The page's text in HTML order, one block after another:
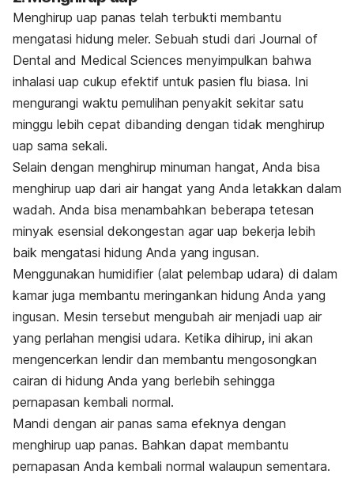
Menghirup uap panas telah terbukti membantu
mengatasi hidung meler. Sebuah studi dari Journal of
Dental and Medical Sciences menyimpulkan bahwa
inhalasi uap cukup efektif untuk pasien flu biasa. Ini
mengurangi waktu pemulihan penyakit sekitar satu
minggu lebih cepat dibanding dengan tidak menghirup
uap sama sekali.
Selain dengan menghirup minuman hangat, Anda bisa
menghirup uap dari air hangat yang Anda letakkan dalam
wadah. Anda bisa menambahkan beberapa tetesan
minyak esensial dekongestan agar uap bekerja lebih
baik mengatasi hidung Anda yang ingusan.
Menggunakan humidifier (alat pelembap udara) di dalam
kamar juga membantu meringankan hidung Anda yang
ingusan. Mesin tersebut mengubah air menjadi uap air
yang perlahan mengisi udara. Ketika dihirup, ini akan
mengencerkan lendir dan membantu mengosongkan
cairan di hidung Anda yang berlebih sehingga
pernapasan kembali normal.
Mandi dengan air panas sama efeknya dengan
menghirup uap panas. Bahkan dapat membantu
pernapasan Anda kembali normal walaupun sementara.